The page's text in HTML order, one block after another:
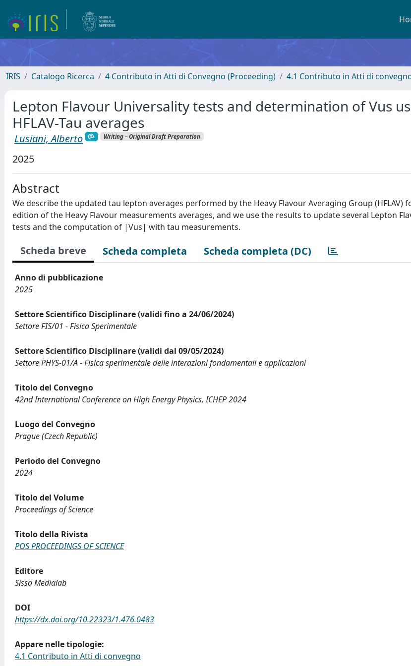
IRIS Catalogo Ricerca 4 Contributo in Atti di Convegno (Proceeding) 4.1 Contributo in Atti di
Lepton Flavour Universality tests and determination of Vus
HFLAV-Tau averages
Lusiani, Alberto Writing – Original Draft Preparation
2025
Abstract
We describe the updated tau lepton averages performed by the Heavy Flavour Averaging Group (HFLAV)
edition of the Heavy Flavour measurements averages, and we use the results to update several Lepton
tests and the computation of |Vus| with tau measurements.
Scheda breve Scheda completa Scheda completa (DC)
Anno di pubblicazione
2025
Settore Scientifico Disciplinare (validi fino a 24/06/2024)
Settore FIS/01 - Fisica Sperimentale
Settore Scientifico Disciplinare (validi dal 09/05/2024)
Settore PHYS-01/A - Fisica sperimentale delle interazioni fondamentali e applicazioni
Titolo del Convegno
42nd International Conference on High Energy Physics, ICHEP 2024
Luogo del Convegno
Prague (Czech Republic)
Periodo del Convegno
2024
Titolo del Volume
Proceedings of Science
Titolo della Rivista
POS PROCEEDINGS OF SCIENCE
Editore
Sissa Medialab
DOI
https://dx.doi.org/10.22323/1.476.0483
Appare nelle tipologie:
4.1 Contributo in Atti di convegno